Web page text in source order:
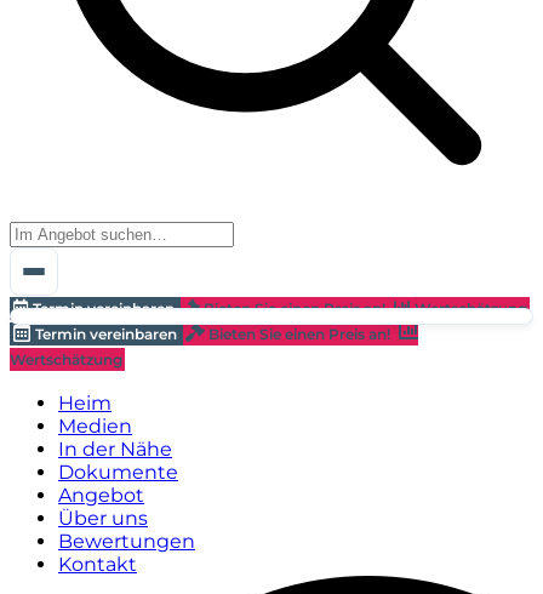
Termin vereinbaren Bieten Sie einen Preis an!
Wertschätzung
Termin vereinbaren
Bieten Sie einen Preis an!
Wertschätzung
Heim
Medien
In der Nähe
Dokumente
Angebot
Über uns
Bewertungen
Kontakt